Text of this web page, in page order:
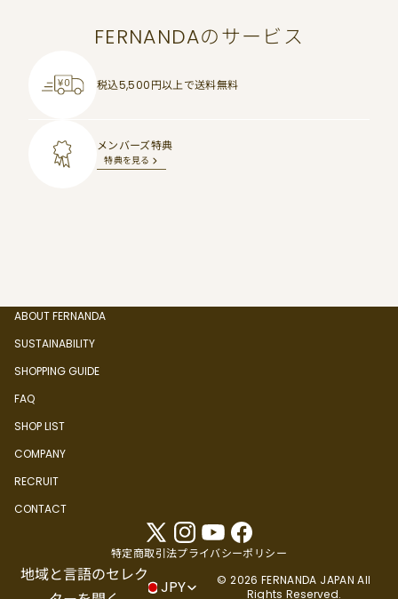
FERNANDAのサービス
税込5,500円以上で送料無料
メンバーズ特典
特典を見る
ABOUT FERNANDA
SUSTAINABILITY
SHOPPING GUIDE
FAQ
SHOP LIST
COMPANY
RECRUIT
CONTACT
特定商取引法プライバシーポリシー
地域と言語のセレク
JPY
© 2026 FERNANDA JAPAN All
Rights Reserved.